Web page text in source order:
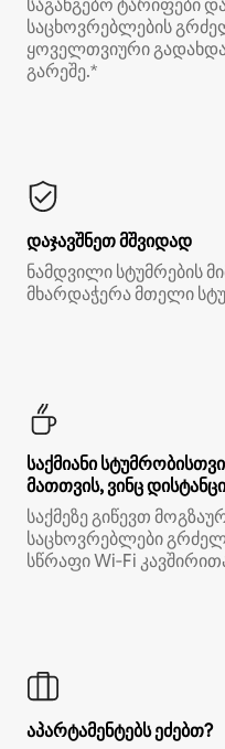
საგანგებო ტარიფები
საცხოვრებლების
ყოველთვიური გადახდა
გარეშე.*
დაჯავშნეთ მშვიდად
ნამდვილი სტუმრების
მხარდაჭერა მთელი
საქმიანი
მათთვის, ვინც
საქმეზე გიწევთ
საცხოვრებლები
სწრაფი Wi‑Fi
აპარტამენტებს ეძებთ?